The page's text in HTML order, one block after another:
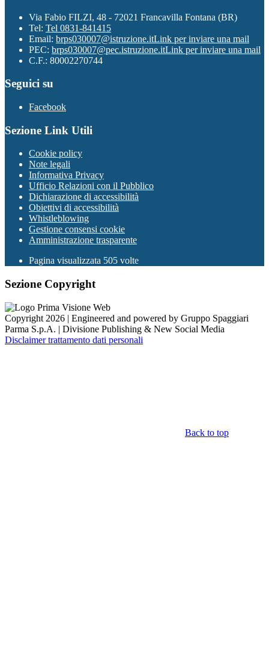
Via Fabio FILZI, 48 - 72021 Francavilla Fontana (BR)
Tel: Tel 0831-841415
Email: brps030007@istruzione.itLink per inviare una mail
PEC: brps030007@pec.istruzione.itLink per inviare una mail
C.F.: 80002270744
Seguici su
Facebook
Sezione Link Utili
Cookie policy
Note legali
Informativa Privacy
Ufficio Relazioni con il Pubblico
Dichiarazione di accessibilità
Obiettivi di accessibilità
Whistleblowing
Gestione consensi cookie
Amministrazione trasparente
Pagina visualizzata 505 volte
Sezione Copyright
Copyright 2026 | Engineered and powered by Gruppo Spaggiari
Parma S.p.A. | Divisione Publishing & New Social Media
Disclaimer trattamento dati personali
Back to top